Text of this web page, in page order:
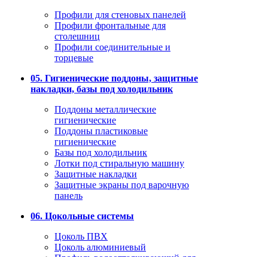
Профили для стеновых панелей
Профили фронтальные для
столешниц
Профили соединительные и
торцевые
05. Гигиенические поддоны, защитные
накладки, базы под холодильник
Поддоны металлические
гигиенические
Поддоны пластиковые
гигиенические
Базы под холодильник
Лотки под стиральную машину
Защитные накладки
Защитные экраны под варочную
панель
06. Цокольные системы
Цоколь ПВХ
Цоколь алюминиевый